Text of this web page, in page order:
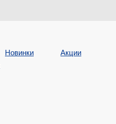
Новинки Акции